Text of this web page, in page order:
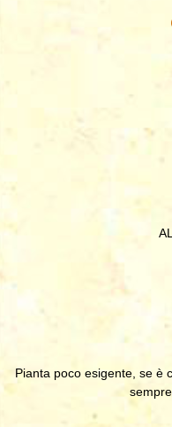
Pianta poco esigente, se è